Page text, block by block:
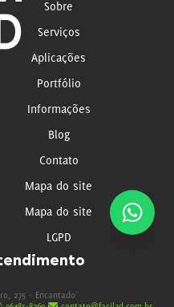
Sobre
Serviços
Aplicações
Portfólio
Informações
Blog
Contato
Mapa do site
Mapa do site
LGPD
275 - Encantado'